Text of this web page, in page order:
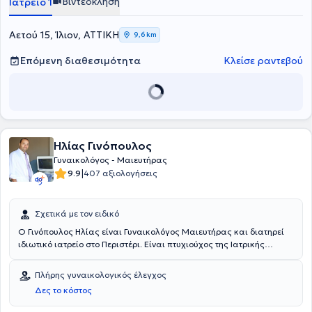
Αετού 15, Ίλιον, ΑΤΤΙΚΗ 9,6 km
Επόμενη διαθεσιμότητα Κλείσε ραντεβού
Ηλίας Γινόπουλος
Γυναικολόγος - Μαιευτήρας
9.9|407 αξιολογήσεις
Σχετικά με τον ειδικό
Ο Γινόπουλος Ηλίας είναι Γυναικολόγος Μαιευτήρας και διατηρεί
ιδιωτικό ιατρείο στο Περιστέρι. Είναι πτυχιούχος της Ιατρικής
Μεταπτυχιακό στην Αναπαραγωγική Ιατρική. Εξειδικεύτηκε στη
Μαιευτική - Γυναικολογία στο Νοσηλευτικό Ίδρυμα Μετοχικού
Ταμείου Στρατού (ΝΙΜΙΤΣ) και στο Γενικό Νοσοκομείο Νίκαιας -
Πειραιά. Παράλληλα, ο γιατρός συνεργάζεται με τις Μαιευτικές
Πλήρης γυναικολογικός έλεγχος
Δες το κόστος